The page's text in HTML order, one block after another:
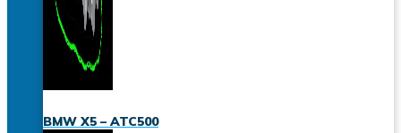
BMW X5 – ATC500